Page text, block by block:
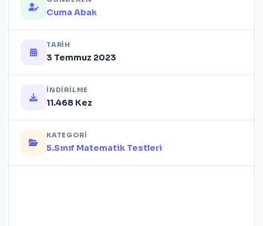
Cuma Abak
TARIH
3 Temmuz 2023
İNDIRILME
11.468 Kez
KATEGORI
5.Sınıf Matematik Testleri